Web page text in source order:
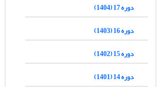
دوره 17 (1404)
دوره 16 (1403)
دوره 15 (1402)
دوره 14 (1401)